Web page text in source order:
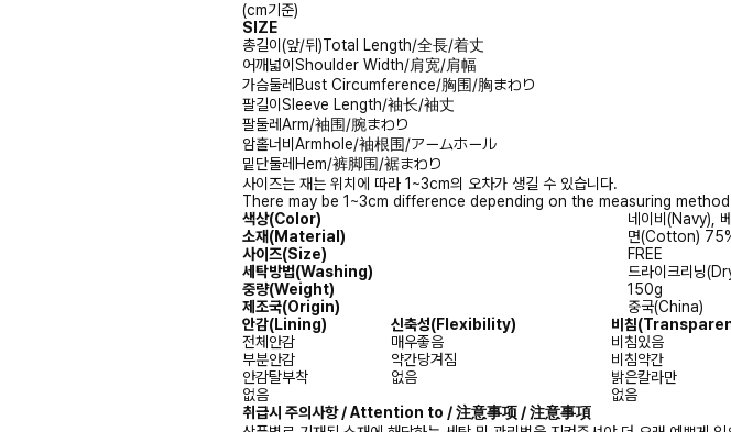
(cm기준)
SIZE
총길이(앞/뒤)Total Length/全長/着丈
어깨넓이 Shoulder Width/肩宽/肩幅
가슴둘레 Bust Circumference/胸围/胸まわり
팔길이 Sleeve Length/袖长/袖丈
팔둘레Arm/袖围/腕まわり
암홀너비 Armhole/袖根围/アームホール
밑단둘레 Hem/裤脚围/裾まわり
사이즈는 재는 위치에 따라 1~3cm의 오차가 생길 수 있습니다.
There may be 1~3cm difference depending on the measuring
색상(Color)
네이비(Navy),
소재(Material)
면(Cotton)
사이즈(Size)
FREE
세탁방법(Washing)
드라이크리닝
중량(Weight)
150g
제조국(Origin)
중국(China)
안감(Lining)
신축성(Flexibility) 비침
전체안감
매우좋음 비침있음
부분안감
약간당겨짐 비침약간
안감탈부착
없음 밝은칼라만
없음
없음
취급시 주의사항 / Attention to / 注意事项 / 注意事項